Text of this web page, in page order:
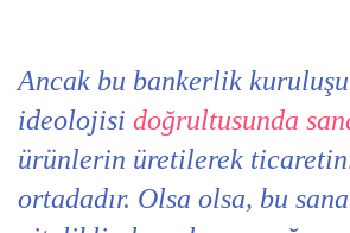
Ancak bu bankerlik
ideolojisi doğrultusunda
ürünlerin üretilerek
ortadadır. Olsa olsa, bu